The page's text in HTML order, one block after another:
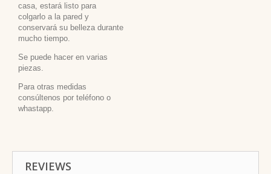
casa, estará listo para
colgarlo a la pared y
conservará su belleza durante
mucho tiempo.
Se puede hacer en varias
piezas.
Para otras medidas
consúltenos por teléfono o
whastapp.
REVIEWS